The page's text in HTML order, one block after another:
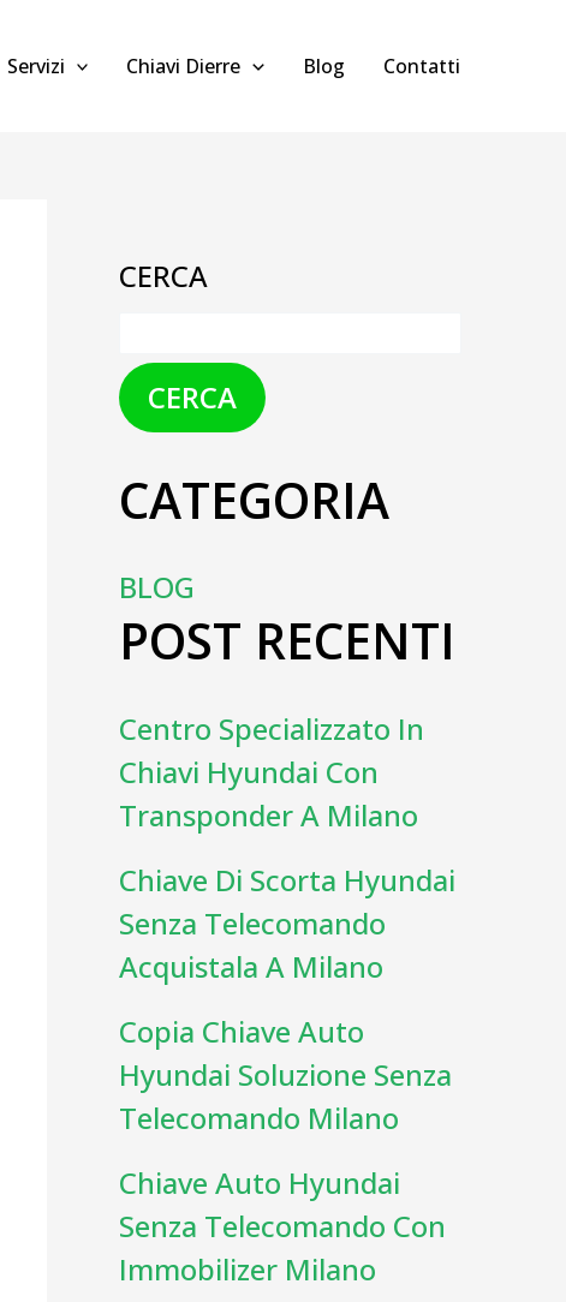
Servizi Chiavi Dierre Blog Contatti
CERCA
CERCA
CATEGORIA
BLOG
POST RECENTI
Centro Specializzato In
Chiavi Hyundai Con
Transponder A Milano
Chiave Di Scorta Hyundai
Senza Telecomando
Acquistala A Milano
Copia Chiave Auto
Hyundai Soluzione Senza
Telecomando Milano
Chiave Auto Hyundai
Senza Telecomando Con
Immobilizer Milano